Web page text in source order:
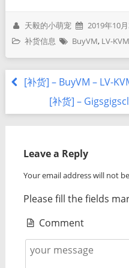
天毅的小萌宠 2019年10
补货信息
BuyVM, LV-
[补货] – BuyVM – LV-
[补货] –
Leave a Reply
Your email address will not
Please fill the fields
Comment